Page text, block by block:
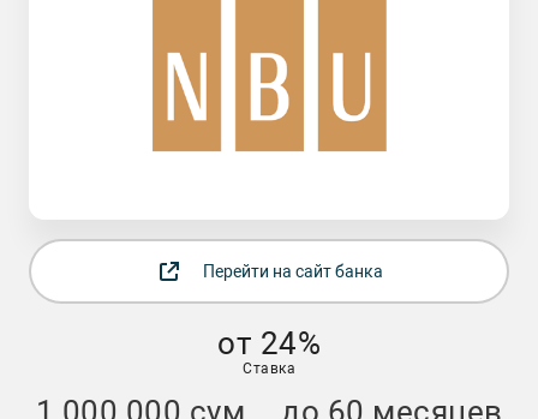
Перейти на сайт банка
от 24%
Ставка
1 000 000 сум до 60 месяцев